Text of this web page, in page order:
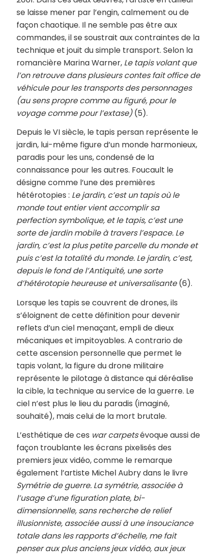
se laisse mener par l’engin, calmement ou de
façon chaotique. Il ne semble pas être aux
commandes, il se soustrait aux contraintes de la
technique et jouit du simple transport. Selon la
romancière Marina Warner, Le tapis volant que
l’on retrouve dans plusieurs contes fait office de
véhicule pour les transports des personnages
(au sens propre comme au figuré, pour le
voyage comme pour l’extase)(5).
Depuis le VI siècle, le tapis persan représente le
jardin, lui-même figure d’un monde harmonieux,
paradis pour les uns, condensé de la
connaissance pour les autres. Foucault le
désigne comme l’une des premières
hétérotopies : Le jardin, c’est un tapis où le
monde tout entier vient accomplir sa
perfection symbolique, et le tapis, c’est une
sorte de jardin mobile à travers l’espace. Le
jardin, c’est la plus petite parcelle du monde et
puis c’est la totalité du monde. Le jardin, c’est,
depuis le fond de l’Antiquité, une sorte
d’hétérotopie heureuse et universalisante(6).
Lorsque les tapis se couvrent de drones, ils
s’éloignent de cette définition pour devenir
reflets d’un ciel menaçant, empli de dieux
mécaniques et impitoyables. A contrario de
cette ascension personnelle que permet le
tapis volant, la figure du drone militaire
représente le pilotage à distance qui déréalise
la cible, la technique au service de la guerre. Le
ciel n’est plus le lieu du paradis (imaginé,
souhaité), mais celui de la mort brutale.
L’esthétique de ces war carpetsévoque aussi de
façon troublante les écrans pixelisés des
premiers jeux vidéo, comme le remarque
également l’artiste Michel Aubry dans le livre
Symétrie de guerre. La symétrie, associée à
l’usage d’une figuration plate, bi-
dimensionnelle, sans recherche de relief
illusionniste, associée aussi à une insouciance
totale dans les rapports d’échelle, me fait
penser aux plus anciens jeux vidéo, aux jeux